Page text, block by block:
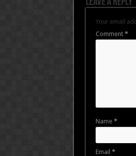
Your email
Comment *
Name *
Email *